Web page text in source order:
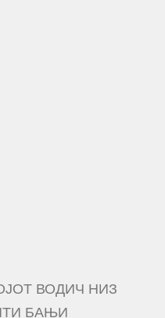
ВОДИЧ НИЗ
БАЊИ